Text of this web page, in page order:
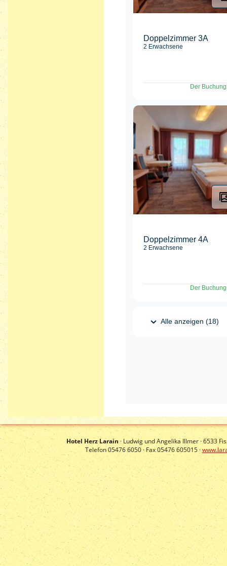
Hotel Herz Larain · Ludwig und Angelika Illmer ·6533
Telefon 05476 6050 · Fax 05476 605015 ·